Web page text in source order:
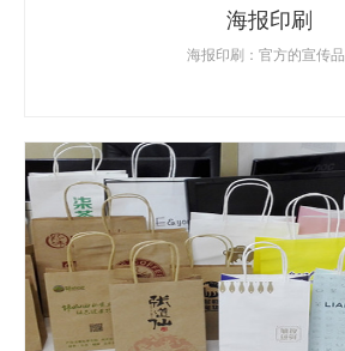
海报印刷
海报印刷：官方的宣传品